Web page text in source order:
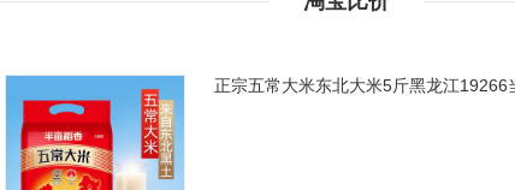
正宗五常大米东北大米5斤黑龙江19266